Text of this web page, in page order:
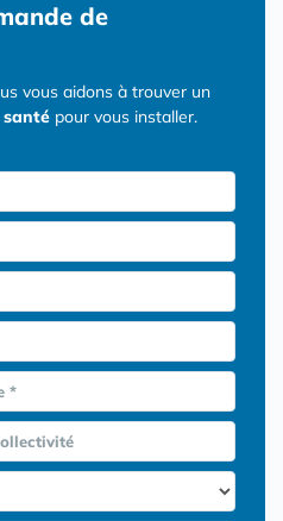
de
vous aidons à trouver un
santé pour vous installer.
*